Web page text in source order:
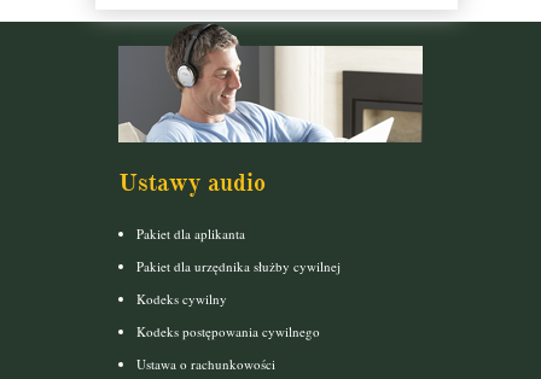
Ustawy audio
Pakiet dla aplikanta
Pakiet dla urzędnika służby cywilnej
Kodeks cywilny
Kodeks postępowania cywilnego
Ustawa o rachunkowości